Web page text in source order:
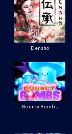
Densho
Bouncy Bombs